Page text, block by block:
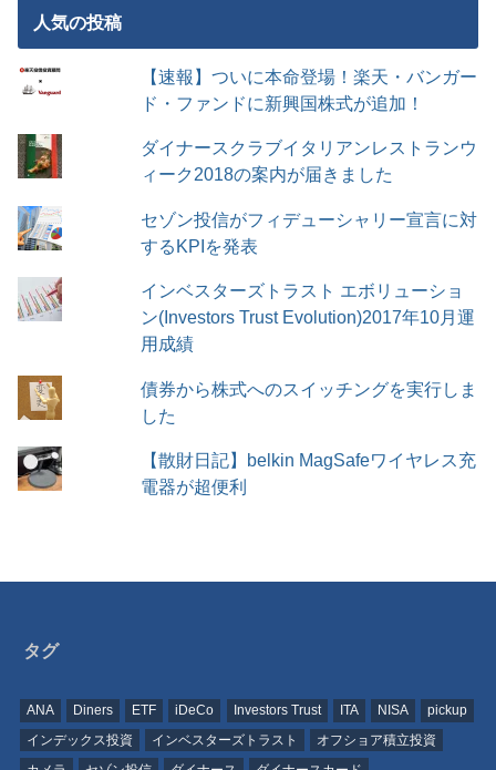
人気の投稿
【速報】ついに本命登場！楽天・バンガー
ド・ファンドに新興国株式が追加！
ダイナースクラブイタリアンレストランウ
ィーク2018の案内が届きました
セゾン投信がフィデューシャリー宣言に対
するKPIを発表
インベスターズトラスト エボリューショ
ン(Investors Trust Evolution)2017年10月運
用成績
債券から株式へのスイッチングを実行しま
した
【散財日記】belkin MagSafeワイヤレス充
電器が超便利
タグ
ANA Diners ETF iDeCo Investors Trust ITA NISA
pickup
インデックス投資
インベスターズトラスト
オフショア積立投資